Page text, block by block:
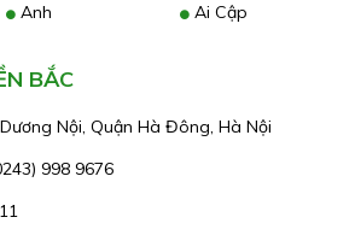
Anh
Ai Cập
BẮC
Nội, Quận Hà Đông, Hà Nội
998 9676